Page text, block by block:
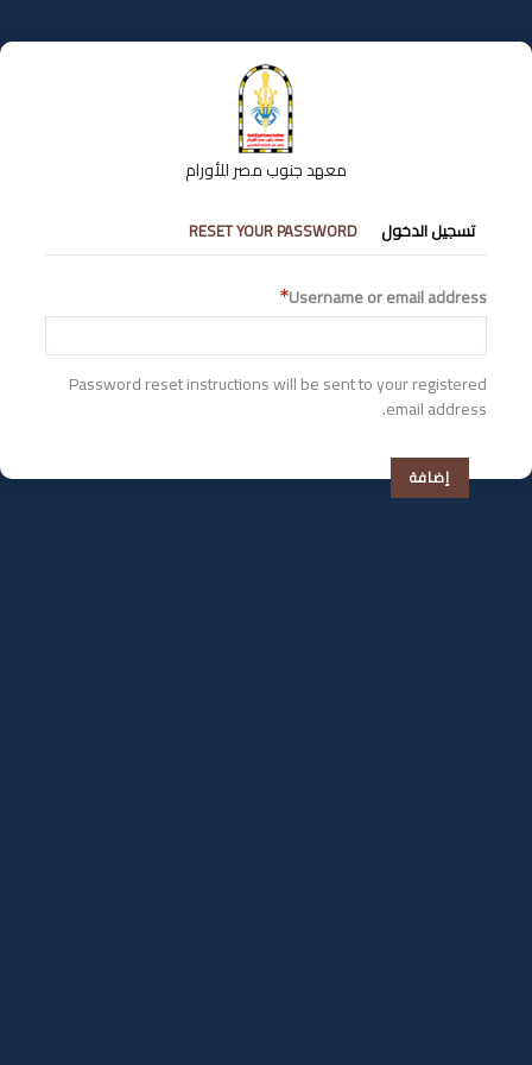
إلى
المحتوى
معهد جنوب مصر للأورام
التبويبات
الأساسية
تسجيل الدخول RESET YOUR PASSWORD
Username or email address
Password reset instructions will be sent to your registered
email address.